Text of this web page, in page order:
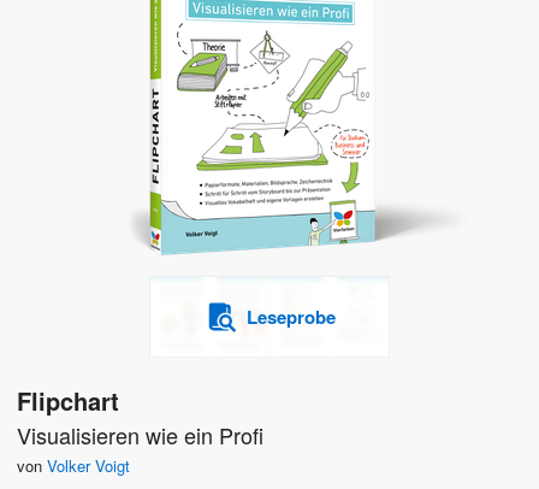
Leseprobe
Flipchart
Visualisieren wie ein Profi
von Volker Voigt